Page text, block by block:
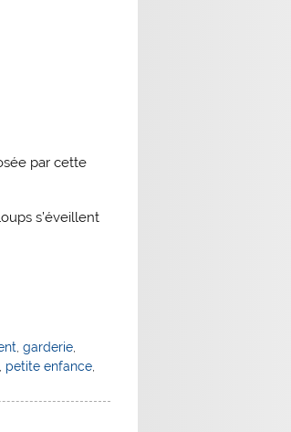
par cette
s’éveillent
garderie,
petite enfance